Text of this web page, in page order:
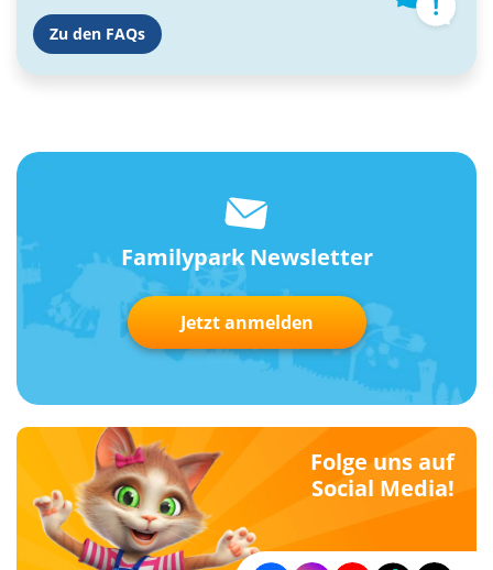
Zu den FAQs
Familypark Newsletter
Jetzt anmelden
Folge uns auf
Social Media!